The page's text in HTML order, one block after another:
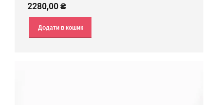
2280,00₴
Додати в кошик